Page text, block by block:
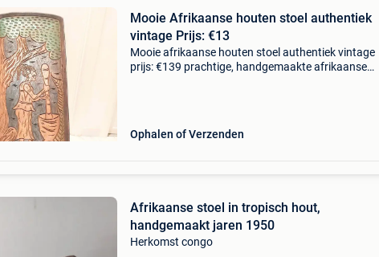
Mooie Afrikaanse houten stoel authentiek
vintage Prijs: €13
Mooie afrikaanse houten stoel authentiek vintage
prijs: €139 prachtige, handgemaakte afrikaanse
Ophalen of Verzenden
Afrikaanse stoel in tropisch hout,
handgemaakt jaren 1950
Herkomst congo